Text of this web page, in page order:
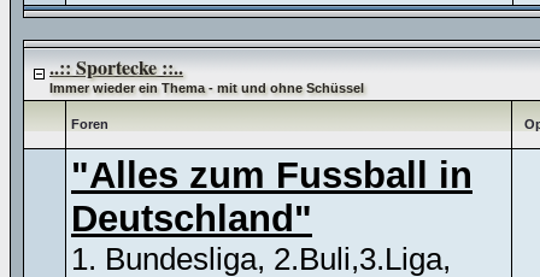
..:: Sportecke ::..
Immer wieder ein Thema - mit und ohne Schüssel
Foren
"Alles zum Fussball in
Deutschland"
1. Bundesliga, 2.Buli,3.Liga,